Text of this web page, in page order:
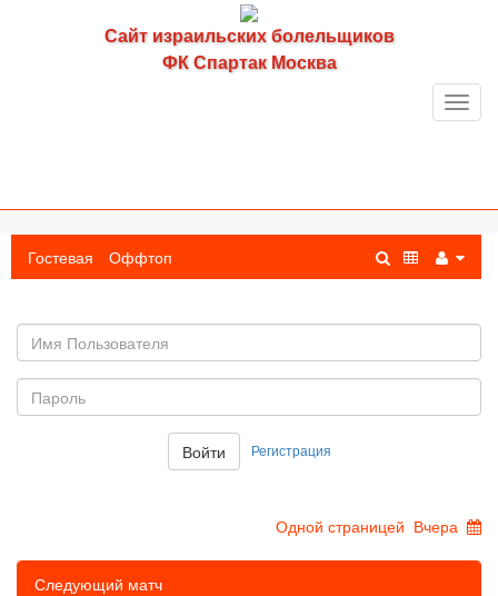
Сайт израильских болельщиков
ФК Спартак Москва
Гостевая Оффтоп
пользователя
Войти Регистрация
Одной страницей Вчера
Следующий матч